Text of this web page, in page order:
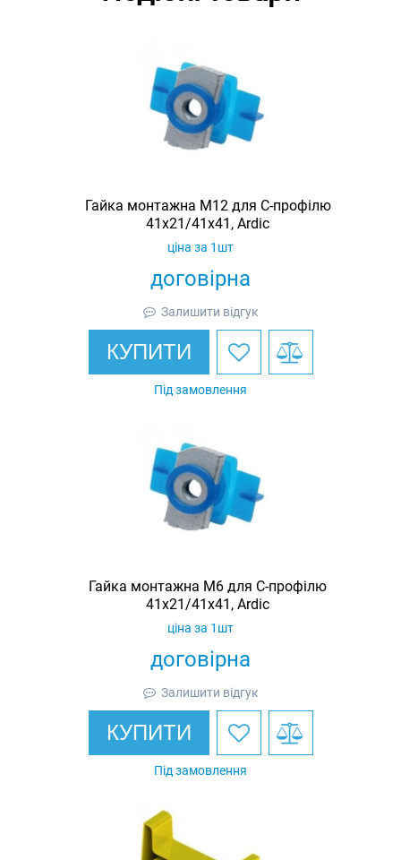
Гайка монтажна M12 для C-профілю
41х21/41х41, Ardic
договірна
ціна за 1шт
Залишити відгук
КУПИТИ
Під замовлення
Гайка монтажна M6 для C-профілю
41х21/41х41, Ardic
договірна
ціна за 1шт
Залишити відгук
КУПИТИ
Під замовлення